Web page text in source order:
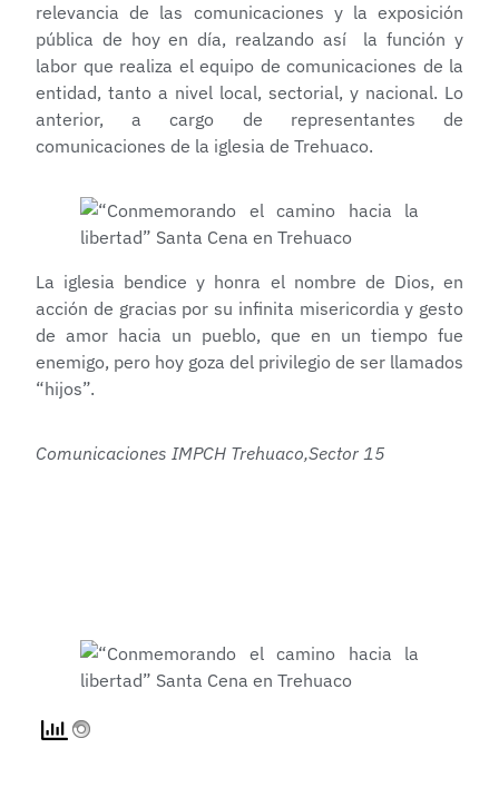
relevancia de las comunicaciones y la exposición
pública de hoy en día, realzando así la función y
labor que realiza el equipo de comunicaciones de la
entidad, tanto a nivel local, sectorial, y nacional. Lo
anterior, a cargo de representantes de
comunicaciones de la iglesia de Trehuaco.
La iglesia bendice y honra el nombre de Dios, en
acción de gracias por su infinita misericordia y gesto
de amor hacia un pueblo, que en un tiempo fue
enemigo, pero hoy goza del privilegio de ser llamados
“hijos”.
Comunicaciones IMPCH Trehuaco,Sector 15